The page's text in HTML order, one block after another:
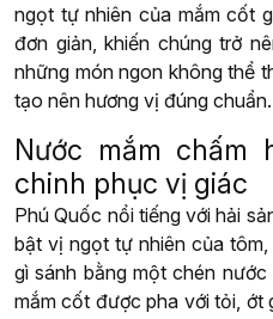
ngọt tự nhiên của mắm cốt
đơn giản, khiến chúng trở
những món ngon không thể
tạo nên hương vị đúng chuẩn.
Nước mắm chấm
chinh phục vị giác
Phú Quốc nổi tiếng với hải
bật vị ngọt tự nhiên của
gì sánh bằng một chén
mắm cốt được pha với tỏi, ớt